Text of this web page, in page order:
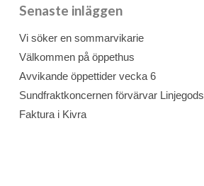
Senaste inläggen
Vi söker en sommarvikarie
Välkommen på öppethus
Avvikande öppettider vecka 6
Sundfraktkoncernen förvärvar Linjegods
Faktura i Kivra